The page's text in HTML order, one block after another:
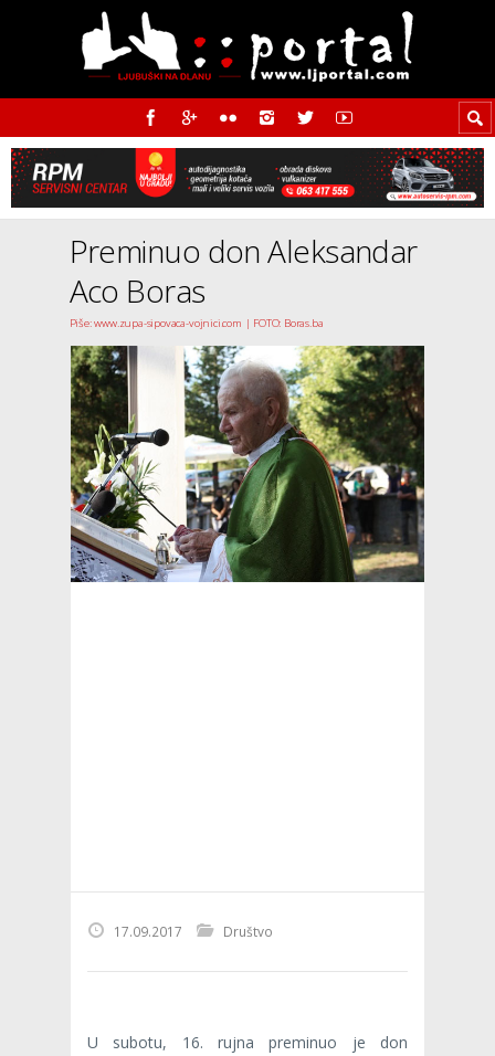
Preminuo don Aleksandar
Aco Boras
Piše: www.zupa-sipovaca-vojnici.com | FOTO: Boras.ba
17.09.2017 Društvo
U subotu, 16. rujna preminuo je don